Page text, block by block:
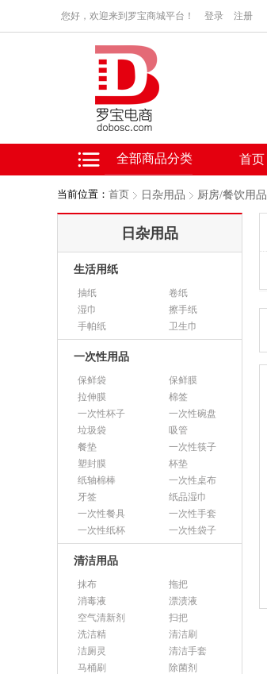
您好，欢迎来到罗宝商城平台！ 登录 注册
全部商品分类 首页
当前位置： 首页 日杂用品 厨房/餐饮用品
日杂用品
生活用纸
抽纸
卷纸
湿巾
擦手纸
手帕纸
卫生巾
一次性用品
保鲜袋
保鲜膜
拉伸膜
棉签
一次性杯子
一次性碗盘
垃圾袋
吸管
餐垫
一次性筷子
塑封膜
杯垫
纸轴棉棒
一次性桌布
牙签
纸品湿巾
一次性餐具
一次性手套
一次性纸杯
一次性袋子
清洁用品
抹布
拖把
消毒液
漂渍液
空气清新剂
扫把
洗洁精
清洁刷
洁厕灵
清洁手套
马桶刷
除菌剂